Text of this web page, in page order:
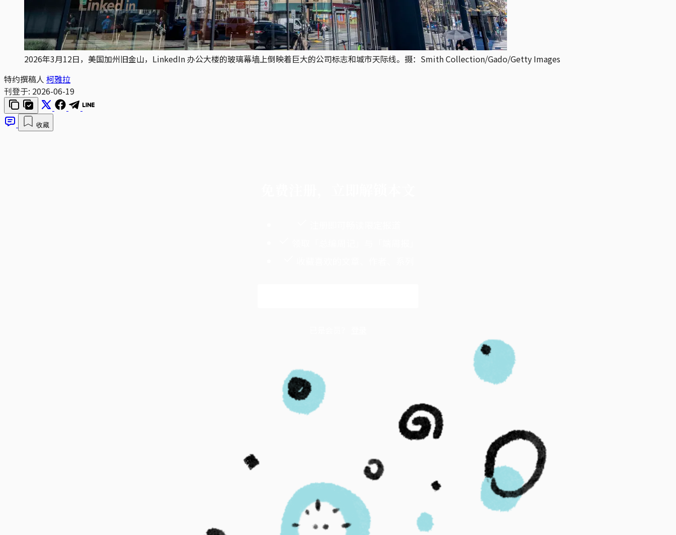
2026年3月12日，美国加州旧金山，LinkedIn 办公大楼的玻璃幕墙上倒映着巨大的公司标志和城市天际线。摄：Smith Collection/Gado/Getty Images
特约撰稿人 柯雅拉
刊登于: 2026-06-19
收藏